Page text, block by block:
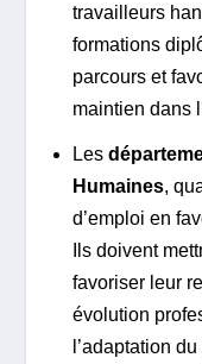
travailleurs
formations
parcours et
maintien dans
Les
Humaines,
d’emploi en
Ils doivent
favoriser leur
évolution
l’adaptation